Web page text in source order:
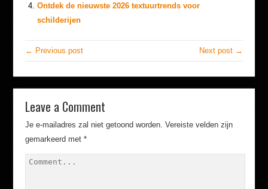
Ontdek de nieuwste 2026 textuurtrends voor
schilderijen
← Previous post Next post →
Leave a Comment
Je e-mailadres zal niet getoond worden. Vereiste velden zijn
gemarkeerd met*